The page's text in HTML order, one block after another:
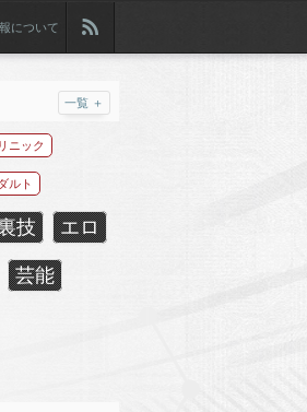
について
一覧 ＋
ニック
ルト
技 エロ
芸能